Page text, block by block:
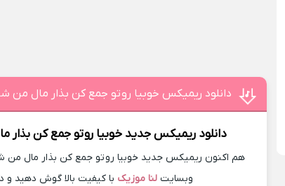
دانلود ریمیکس خوبیا رو تو جمع کن بذار مال من
دانلود ریمیکس جدید خوبیا رو تو جمع کن
هم اکنون ریمیکس جدید خوبیا رو تو جمع کن بذار مال من
وبسایت لنا موزیک با کیفیت بالا گوش دهید و